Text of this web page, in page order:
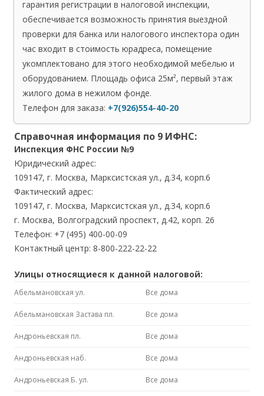
гарантия регистрации в налоговой инспекции,
обеспечивается возможность принятия выездной
проверки для банка или налогового инспектора один
час входит в стоимость юрадреса, помещение
укомплектовано для этого необходимой мебелью и
оборудованием. Площадь офиса 25м², первый этаж
жилого дома в нежилом фонде.
Телефон для заказа: +7(926)554-40-20
Справочная информация по 9 ИФНС:
Инспекция ФНС России №9
Юридический адрес:
109147, г. Москва, Марксистская ул., д.34, корп.6
Фактический адрес:
109147, г. Москва, Марксистская ул., д.34, корп.6
г. Москва, Волгоградский проспект, д.42, корп. 26
Телефон: +7 (495) 400-00-09
Контактный центр: 8-800-222-22-22
Улицы относящиеся к данной налоговой:
Абельмановская ул. Все дома
Абельмановская Застава пл. Все дома
Андроньевская пл. Все дома
Андроньевская наб. Все дома
Андроньевская Б. ул. Все дома